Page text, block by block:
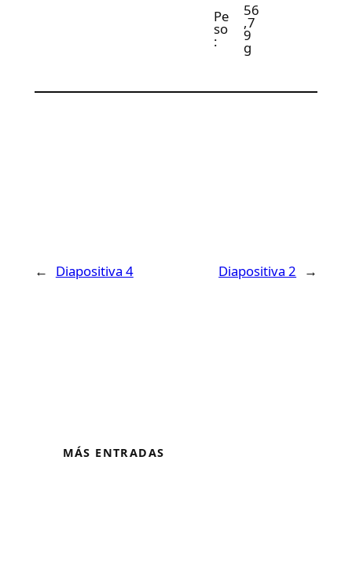
Pe
so
:
56
,7
9
g
← Diapositiva 4 Diapositiva 2 →
MÁS ENTRADAS